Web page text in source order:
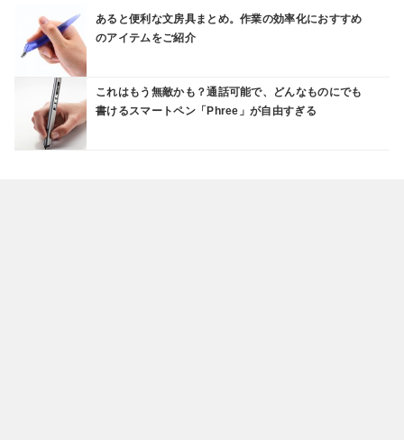
あると便利な文房具まとめ。作業の効率化におすすめ
のアイテムをご紹介
これはもう無敵かも？通話可能で、どんなものにでも
書けるスマートペン「Phree」が自由すぎる